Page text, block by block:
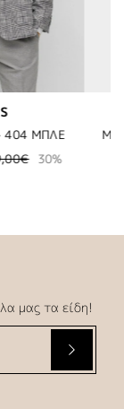
111,97€ 159,95€
μας τα είδη!